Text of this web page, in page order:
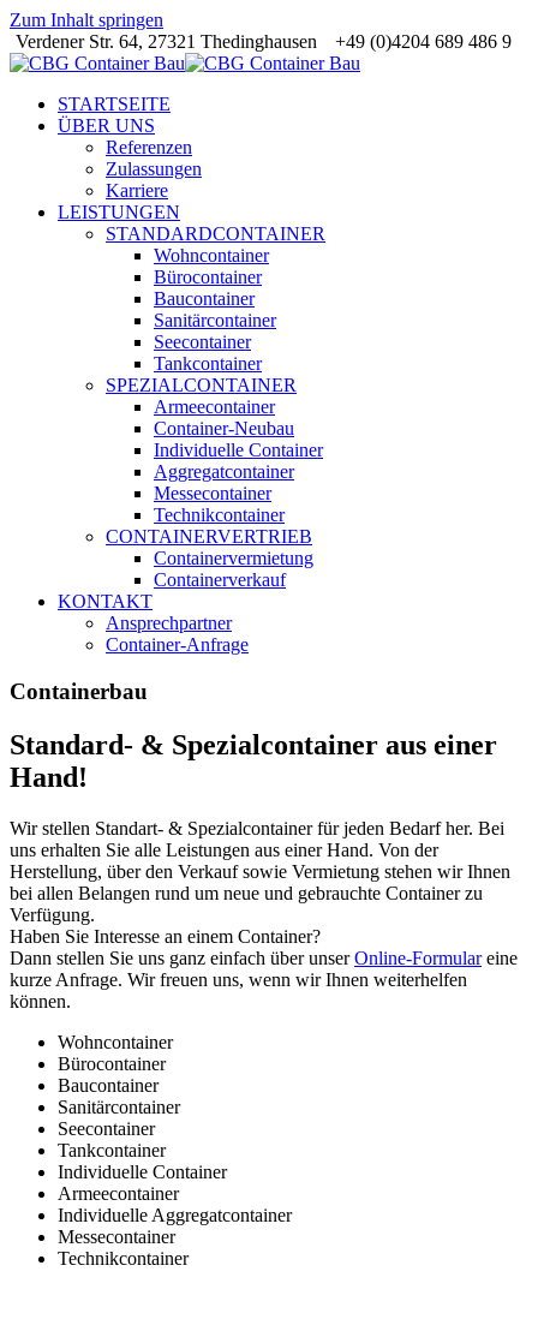
Zum Inhalt springen
Verdener Str. 64, 27321 Thedinghausen
+49 (0)4204 689 486 9
STARTSEITE
ÜBER UNS
Referenzen
Zulassungen
Karriere
LEISTUNGEN
STANDARDCONTAINER
Wohncontainer
Bürocontainer
Baucontainer
Sanitärcontainer
Seecontainer
Tankcontainer
SPEZIALCONTAINER
Armeecontainer
Container-Neubau
Individuelle Container
Aggregatcontainer
Messecontainer
Technikcontainer
CONTAINERVERTRIEB
Containervermietung
Containerverkauf
KONTAKT
Ansprechpartner
Container-Anfrage
Containerbau
Standard- & Spezialcontainer aus einer
Hand!
Wir stellen Standart- & Spezialcontainer für jeden Bedarf her. Bei
uns erhalten Sie alle Leistungen aus einer Hand. Von der
Herstellung, über den Verkauf sowie Vermietung stehen wir Ihnen
bei allen Belangen rund um neue und gebrauchte Container zu
Verfügung.
Haben Sie Interesse an einem Container?
Dann stellen Sie uns ganz einfach über unserOnline-Formulareine
kurze Anfrage. Wir freuen uns, wenn wir Ihnen weiterhelfen
können.
Wohncontainer
Bürocontainer
Baucontainer
Sanitärcontainer
Seecontainer
Tankcontainer
Individuelle Container
Armeecontainer
Individuelle Aggregatcontainer
Messecontainer
Technikcontainer